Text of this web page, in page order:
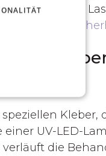
auch für die
zur UV-LED-
Kleber,
UV-LED-
die